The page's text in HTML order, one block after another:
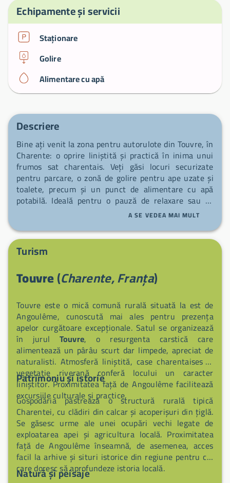
Echipamente și servicii
Staționare
Golire
Alimentare cu apă
Descriere
Bine ați venit la zona pentru autorulote din Touvre, în
Charente: o oprire liniștită și practică în inima unui
frumos sat charentais. Veți găsi locuri securizate
pentru parcare, o zonă de golire pentru ape uzate și
toalete, precum și un punct de alimentare cu apă
potabilă. Ideală pentru o pauză de relaxare sau ca
punct de plecare către malurile Touvre și satele
drumul cu sufletul ușor.
A SE VEDEA MAI MULT
Turism
Touvre(Charente, Franța)
Touvre este o mică comună rurală situată la est de
Angoulême, cunoscută mai ales pentru prezența
apelor curgătoare excepționale. Satul se organizează
în jurul Touvre, o resurgenta carstică care
alimentează un pârâu scurt dar limpede, apreciat de
naturalisti. Atmosferă liniștită, case charentaises și
vegetație riverană conferă locului un caracter
liniștitor. Proximitatea față de Angoulême facilitează
excursiile culturale și practice.
Patrimoniu și istorie
Gospodăria păstrează o structură rurală tipică
Charentei, cu clădiri din calcar și acoperișuri din țiglă.
Se găsesc urme ale unei ocupări vechi legate de
exploatarea apei și agricultura locală. Proximitatea
față de Angoulême înseamnă, de asemenea, acces
facil la arhive și situri istorice din regiune pentru cei
care doresc să aprofundeze istoria locală.
Natură și peisaje